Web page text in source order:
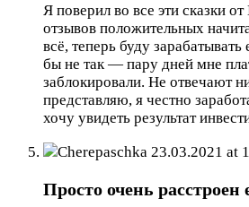
Я поверил во все эти сказки
отзывов положительных
всё, теперь буду
бы не так — пару дней мне
заблокировали. Не отвечают
представляю, я честно
хочу увидеть результат
Cherepaschka 23.03.2021 at
Просто очень расстроен